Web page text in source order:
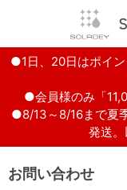
●1日、20日はポイ
●会員様のみ「
●8/13～8/16まで夏
発送。
お問い合わせ